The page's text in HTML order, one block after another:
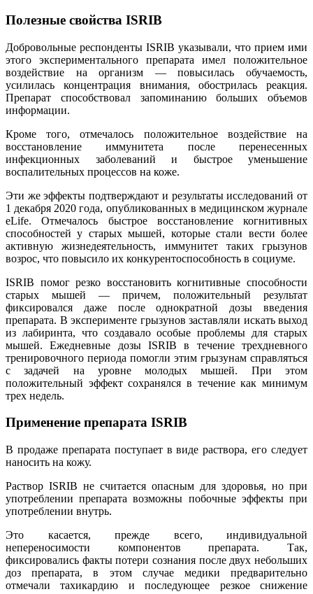
Полезные свойства ISRIB
Добровольные респонденты ISRIB указывали, что прием ими
этого экспериментального препарата имел положительное
воздействие на организм — повысилась обучаемость,
усилилась концентрация внимания, обострилась реакция.
Препарат способствовал запоминанию больших объемов
информации.
Кроме того, отмечалось положительное воздействие на
восстановление иммунитета после перенесенных
инфекционных заболеваний и быстрое уменьшение
воспалительных процессов на коже.
Эти же эффекты подтверждают и результаты исследований от
1 декабря 2020 года, опубликованных в медицинском журнале
eLife. Отмечалось быстрое восстановление когнитивных
способностей у старых мышей, которые стали вести более
активную жизнедеятельность, иммунитет таких грызунов
возрос, что повысило их конкурентоспособность в социуме.
ISRIB помог резко восстановить когнитивные способности
старых мышей — причем, положительный результат
фиксировался даже после однократной дозы введения
препарата. В эксперименте грызунов заставляли искать выход
из лабиринта, что создавало особые проблемы для старых
мышей. Ежедневные дозы ISRIB в течение трехдневного
тренировочного периода помогли этим грызунам справляться
с задачей на уровне молодых мышей. При этом
положительный эффект сохранялся в течение как минимум
трех недель.
Применение препарата ISRIB
В продаже препарата поступает в виде раствора, его следует
наносить на кожу.
Раствор ISRIB не считается опасным для здоровья, но при
употреблении препарата возможны побочные эффекты при
употреблении внутрь.
Это касается, прежде всего, индивидуальной
непереносимости компонентов препарата. Так,
фиксировались факты потери сознания после двух небольших
доз препарата, в этом случае медики предварительно
отмечали тахикардию и последующее резкое снижение